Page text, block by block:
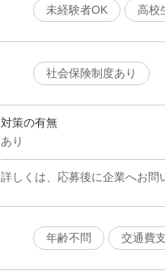
未経験者OK
高校
社会保険制度あり
対策の有無
あり
詳しくは、応募後に企業へお問
年齢不問
交通費